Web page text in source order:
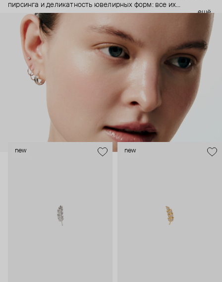
пирсинга и деликатность ювелирных форм: все их
украшения ручной работы. В процессе создания участвуют
как профессиональные пирсеры (они отвечают за
безопасность и эргономичность пирсинга), так и ювелирные
стилисты (благодаря им дизайн соответствует трендам, а
украшения легко сочетаются между собой).
Украшения AURIS – для тех, кто открыто выражает себя, но
делает это интеллигентно и по-взрослому.
ещё
new new